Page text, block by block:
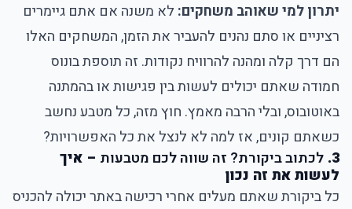
יתרון למי שאוהב משחקים: לא משנה אם אתם גיימרים
רציניים או סתם נהנים להעביר את הזמן, המשחקים האלו
הם דרך קלה ומהנה להרוויח נקודות. זה תוספת בונוס
חמודה שאתם יכולים לעשות בין פגישות או בהמתנה
באוטובוס, ובלי הרבה מאמץ. חוץ מזה, כל מטבע נחשב
כשאתם קונים, אז למה לא לנצל את כל האפשרויות?
3. לכתוב ביקורת? זה שווה לכם מטבעות – איך
לעשות את זה נכון
כל ביקורת שאתם מעלים אחרי רכישה באתר יכולה להכניס